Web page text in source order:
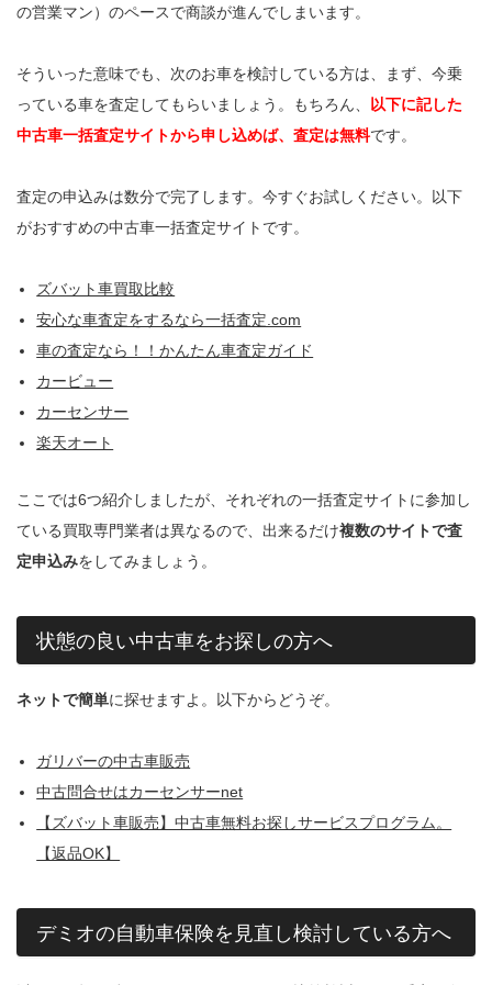
の営業マン）のペースで商談が進んでしまいます。
そういった意味でも、次のお車を検討している方は、まず、今乗
っている車を査定してもらいましょう。もちろん、
以下に記した
中古車一括査定サイトから申し込めば、査定は無料です。
査定の申込みは数分で完了します。今すぐお試しください。以下
がおすすめの中古車一括査定サイトです。
ズバット車買取比較
安心な車査定をするなら一括査定.com
車の査定なら！！かんたん車査定ガイド
カービュー
カーセンサー
楽天オート
ここでは6つ紹介しましたが、それぞれの一括査定サイトに参加し
ている買取専門業者は異なるので、出来るだけ複数のサイトで査
定申込みをしてみましょう。
状態の良い中古車をお探しの方へ
ネットで簡単に探せますよ。以下からどうぞ。
ガリバーの中古車販売
中古問合せはカーセンサーnet
【ズバット車販売】中古車無料お探しサービスプログラム。
【返品OK】
デミオの自動車保険を見直し検討している方へ